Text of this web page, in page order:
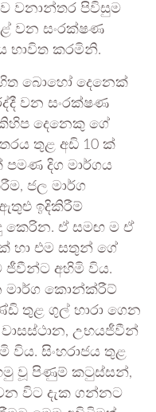
වනාන්තර පිවිසුම
වන සංරක්ෂණ
භාවිත කරමිනි.
බොහෝ දෙනෙක්
වන සංරක්ෂණ
දෙනෙකු ගේ
තුළ අඩි 10 ක්
දිග මාර්ගය
ජල මාර්ග
ඉදිකිරීම්
කෙරින. ඒ සමඟ ම ඒ
හා එම සතුන් ගේ
ජීවීන්ට අහිමි විය.
මාර්ග කොන්ක්රීට්
තුළ ගුල් හාරා ගෙන
උභයජීවීන්
සිංහරාජය තුළ
වූ පිණුම් කටුස්සන්,
විට දැක ගන්නට